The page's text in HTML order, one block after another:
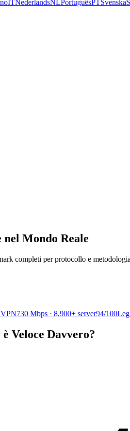
ITNederlandsNLPortuguêsPTSvenska
Mondo Reale
completi per protocollo e
730 Mbps · 8,900+ server94/100
Veloce Davvero?